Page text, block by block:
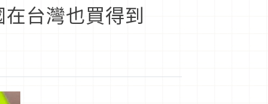
台灣也買得到